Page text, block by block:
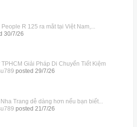
R 125 ra mắt tại Việt Nam,...
30/7/26
Giải Pháp Di Chuyển Tiết Kiệm
posted 29/7/26
Trang dễ dàng hơn nếu bạn biết...
posted 21/7/26